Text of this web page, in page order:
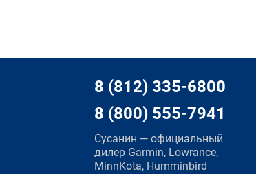
8 (812) 335-6800
8 (800) 555-7941
Сусанин — официальный
дилер Garmin, Lowrance,
MinnKota, Humminbird